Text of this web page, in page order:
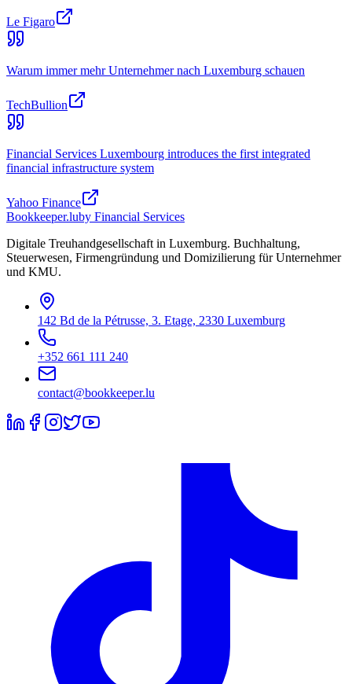
Le Figaro
Warum immer mehr Unternehmer nach Luxemburg schauen
TechBullion
Financial Services Luxembourg introduces the first integrated
financial infrastructure system
Yahoo Finance
Bookkeeper.luby Financial Services
Digitale Treuhandgesellschaft in Luxemburg. Buchhaltung,
Steuerwesen, Firmengründung und Domizilierung für Unternehmer
und KMU.
142 Bd de la Pétrusse, 3. Etage, 2330 Luxemburg
+352 661 111 240
contact@bookkeeper.lu